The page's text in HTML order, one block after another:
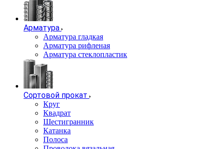
Арматура
Арматура гладкая
Арматура рифленая
Арматура стеклопластик
Сортовой прокат
Круг
Квадрат
Шестигранник
Катанка
Полоса